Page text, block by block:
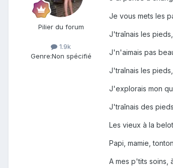
Pilier du forum
1.9k
Genre:Non spécifié
Je vous mets les
J'traînais les
J'n'aimais pas
J'traînais les
J'explorais mon
J'traînais des
Les vieux à la
Papi, mamie,
A mes p'tits soins,